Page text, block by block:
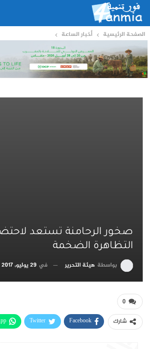
الصفحة الرئيسية أخبار الساعة
صخور الرحامنة تستعد
التظاهرة الضخمة
بواسطة هيئة التحرير في 29 يوليو, 2017
0
شارك Facebook
Twitter